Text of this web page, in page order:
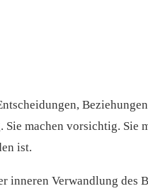
machen vorsichtig. Sie
ist.
inneren Verwandlung des